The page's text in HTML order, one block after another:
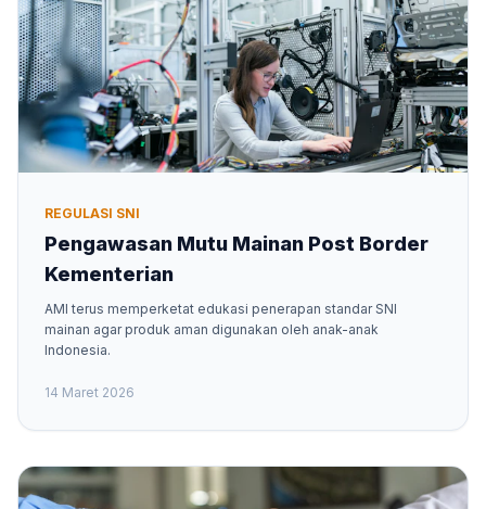
REGULASI SNI
Pengawasan Mutu Mainan Post Border
Kementerian
AMI terus memperketat edukasi penerapan standar SNI
mainan agar produk aman digunakan oleh anak-anak
Indonesia.
14 Maret 2026